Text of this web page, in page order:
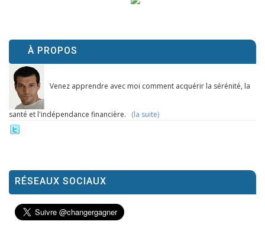
À PROPOS
Venez apprendre avec moi comment acquérir la sérénité, la
santé et l'indépendance financière. (la suite)
RÉSEAUX SOCIAUX